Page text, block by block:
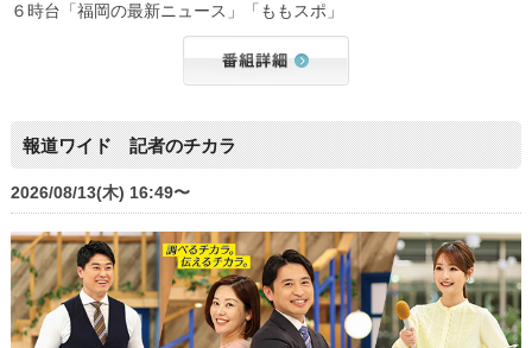
６時台「福岡の最新ニュース」「ももスポ」
報道ワイド 記者のチカラ
2026/08/13(木) 16:49〜